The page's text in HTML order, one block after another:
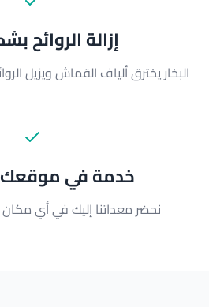
إزالة الروائح
البخار يخترق ألياف القماش ويزيل
خدمة في موقعك
نحضر معداتنا إليك في أي مكان